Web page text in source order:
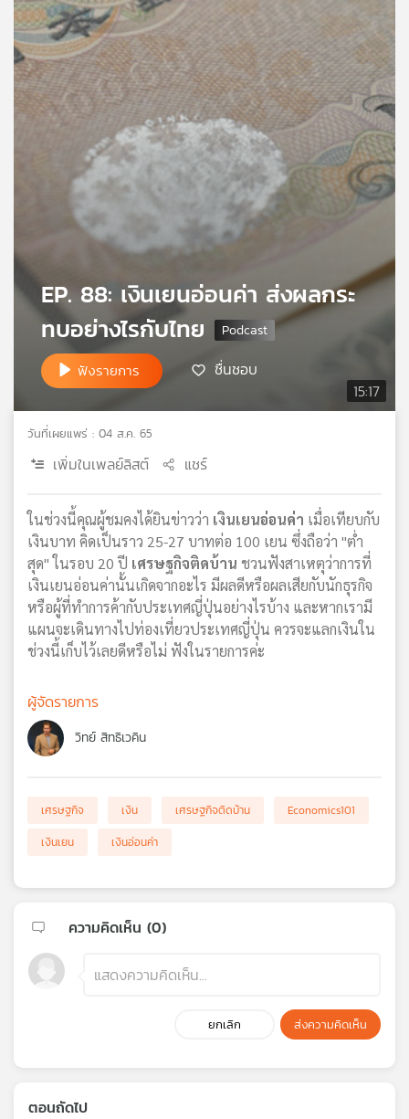
บทความ
ข่าว
และ
กิจกรรม
เครือ
บี
เอส
วิทยุ
เครือ
ข่าย
15:17
EP. 88: เงินเยนอ่อนค่า ส่งผลกระ
ทบอย่างไรกับไทย
ฟังรายการ ชื่นชอบ
วันที่เผยแพร่ : 04 ส.ค. 65
เพิ่มในเพลย์ลิสต์ แชร์
ในช่วงนี้คุณผู้ชมคงได้ยินข่าวว่า เงินเยนอ่อนค่า เมื่อเทียบกับ
เงินบาท คิดเป็นราว 25-27 บาทต่อ 100 เยน ซึ่งถือว่า "ต่ำ
สุด" ในรอบ 20 ปี เศรษฐกิจติดบ้าน ชวนฟังสาเหตุว่าการที่
เงินเยนอ่อนค่านั้นเกิดจากอะไร มีผลดีหรือผลเสียกับนักธุรกิจ
หรือผู้ที่ทำการค้ากับประเทศญี่ปุ่นอย่างไรบ้าง และหากเรามี
แผนจะเดินทางไปท่องเที่ยวประเทศญี่ปุ่น ควรจะแลกเงินใน
ช่วงนี้เก็บไว้เลยดีหรือไม่ ฟังในรายการค่ะ
ผู้จัดรายการ
วิทย์ สิทธิเวคิน
เศรษฐกิจ เงิน เศรษฐกิจติดบ้าน
Economics101
เงินเยน
เงินอ่อนค่า
ความคิดเห็น (0)
ยกเลิก ส่งความคิดเห็น
ตอนถัดไป